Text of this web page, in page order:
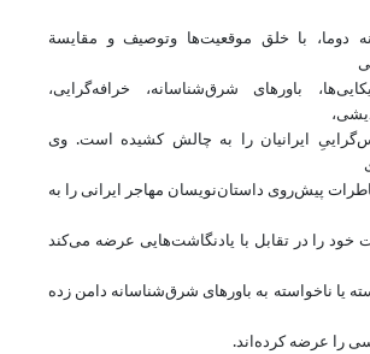
دوما، با خلق موقعیت‌ها وتوصیف و مقایسة
باورهای شرق‌شناسانه، خرافه‌گرایی،
ایرانیان را به چالش کشیده است. وی
پیش‌روی داستان‌نویسان مهاجر ایرانی را به
خود را در تقابل با یادنگاشت‌هایی عرضه می‌کند
یا ناخواسته به باورهای شرق‌شناسانه دامن زده
را عرضه کرده‌اند.